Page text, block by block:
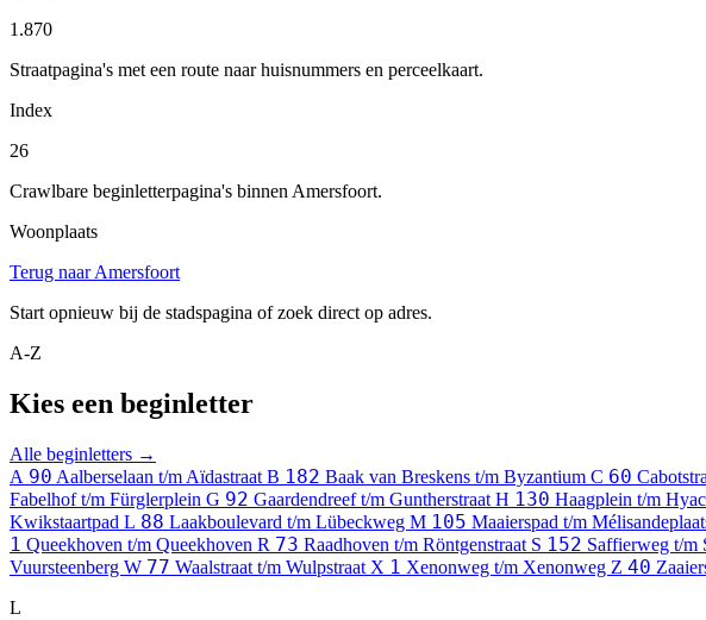
1.870
Straatpagina's met een route naar huisnummers en perceelkaart.
Index
26
Crawlbare beginletterpagina's binnen Amersfoort.
Woonplaats
Terug naar Amersfoort
Start opnieuw bij de stadspagina of zoek direct op adres.
A-Z
Kies een beginletter
Alle beginletters →
A 90 Aalberselaan t/m Aïdastraat B 182 Baak van Breskens t/m Byzantium C 60
Fabelhof t/m Fürglerplein G 92 Gaardendreef t/m Guntherstraat H 130 Haagplein t/m
Kwikstaartpad L 88 Laakboulevard t/m Lübeckweg M 105 Maaierspad t/m
1 Queekhoven t/m Queekhoven R 73 Raadhoven t/m Röntgenstraat S 152 Saffierweg t/m
Vuursteenberg W 77 Waalstraat t/m Wulpstraat X 1 Xenonweg t/m Xenonweg Z 40
L